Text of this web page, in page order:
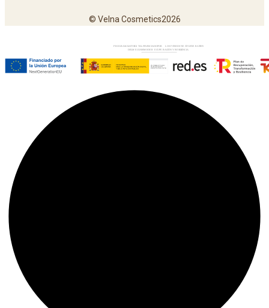
© Velna Cosmetics2026